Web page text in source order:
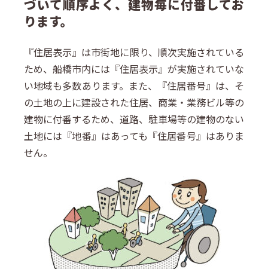
づいて順序よく、建物毎に付番してお
ります。
『住居表示』は市街地に限り、順次実施されている
ため、船橋市内には『住居表示』が実施されていな
い地域も多数あります。また、『住居番号』は、そ
の土地の上に建設された住居、商業・業務ビル等の
建物に付番するため、道路、駐車場等の建物のない
土地には『地番』はあっても『住居番号』はありま
せん。